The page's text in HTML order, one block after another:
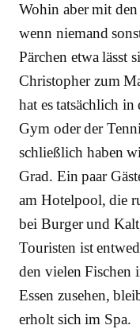
Wohin aber mit
wenn niemand
Pärchen etwa lässt
Christo­pher zum
hat es tatsächlich
Gym oder der
schließlich haben
Grad. Ein paar
am Hotelpool, die
bei Burger und
Touristen ist
den vielen Fischen
Essen zusehen,
erholt sich im Spa.